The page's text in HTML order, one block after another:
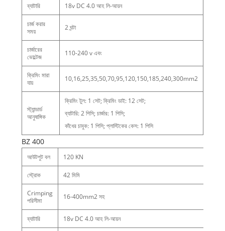
ব্যাটারি 18v DC 4.0 আহ লি-আয়ন
চার্জ করার
সময়
2 ঘন্টা
চার্জারের
ভোল্টেজ
110-240 v এবং
ক্রিমিং মারা
যায়
10,16,25,35,50,70,95,120,150,185,240,300mm2
স্ট্যান্ডার্ড
আনুষাঙ্গিক
ক্রিমিং টুল: 1 সেট; ক্রিমিং ডাই: 12 সেট;
ব্যাটারি: 2 পিসি; চার্জার: 1 পিসি;
কাঁধের চাবুক: 1 পিসি; প্লাস্টিকের কেস: 1 পিসি
BZ 400
আউটপুট বল 120 KN
স্ট্রোক 42 মিমি
Crimping
পরিসীমা
16-400mm2 সহ
ব্যাটারি 18v DC 4.0 আহ লি-আয়ন